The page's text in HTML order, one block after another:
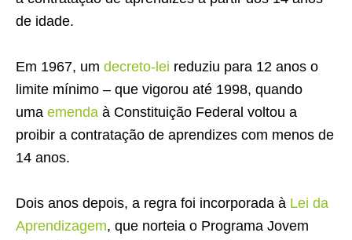
de idade.
Em 1967, um decreto-lei reduziu para 12 anos o
limite mínimo – que vigorou até 1998, quando
uma emenda à Constituição Federal voltou a
proibir a contratação de aprendizes com menos de
14 anos.
Dois anos depois, a regra foi incorporada à Lei da
Aprendizagem, que norteia o Programa Jovem